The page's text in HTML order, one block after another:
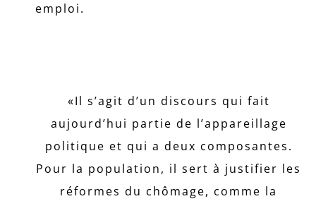
emploi.
«Il s’agit d’un discours qui fait
aujourd’hui partie de l’appareillage
politique et qui a deux composantes.
Pour la population, il sert à justifier les
réformes du chômage, comme la